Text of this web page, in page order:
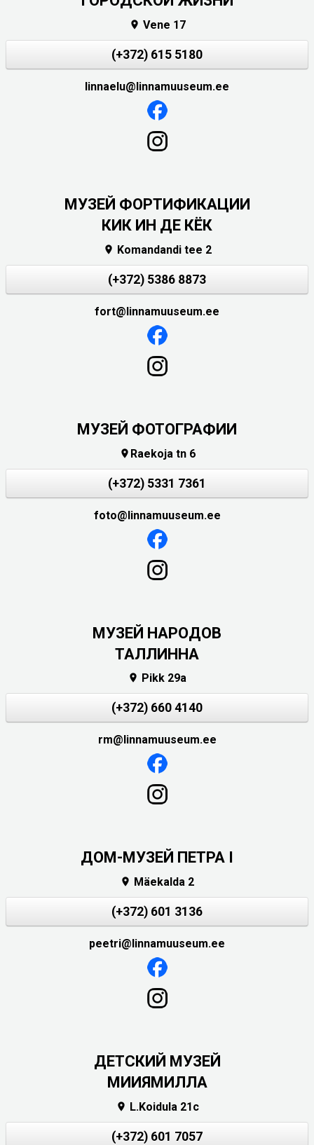
 Vene 17
(+372) 615 5180
linnaelu@linnamuuseum.ee
МУЗЕЙ ФОРТИФИКАЦИИ
КИК ИН ДЕ КЁК
 Komandandi tee 2
(+372) 5386 8873
fort@linnamuuseum.ee
МУЗЕЙ ФОТОГРАФИИ
 Raekoja tn 6
(+372) 5331 7361
foto@linnamuuseum.ee
MУЗЕЙ НАРОДОВ
ТАЛЛИННА
 Pikk 29a
(+372) 660 4140
rm@linnamuuseum.ee
ДОМ-МУЗЕЙ ПЕТРА I
 Mäekalda 2
(+372) 601 3136
peetri@linnamuuseum.ee
ДЕТСКИЙ МУЗЕЙ
МИИЯМИЛЛА
 L.Koidula 21c
(+372) 601 7057